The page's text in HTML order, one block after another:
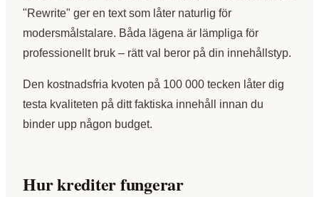
"Rewrite" ger en text som låter naturlig för
modersmålstalare. Båda lägena är lämpliga för
professionellt bruk – rätt val beror på din innehållstyp.
Den kostnadsfria kvoten på 100 000 tecken låter dig
testa kvaliteten på ditt faktiska innehåll innan du
binder upp någon budget.
Hur krediter fungerar